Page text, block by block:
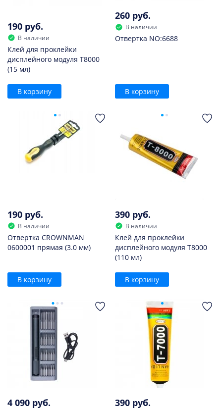
190 руб.
В наличии
Клей для проклейки
дисплейного модуля T8000
(15 мл)
В корзину
260 руб.
В наличии
Отвертка NO:6688
В корзину
190 руб.
В наличии
Отвертка CROWNMAN
0600001 прямая (3.0 мм)
В корзину
390 руб.
В наличии
Клей для проклейки
дисплейного модуля T8000
(110 мл)
В корзину
4 090 руб. 390 руб.